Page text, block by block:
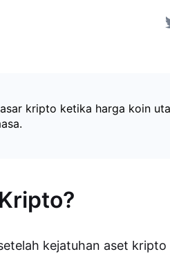
kripto ketika harga koin
kejatuhan aset kripto